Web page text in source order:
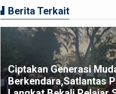
Berita Terkait
Ciptakan Generasi
Berkendara,Satlantas